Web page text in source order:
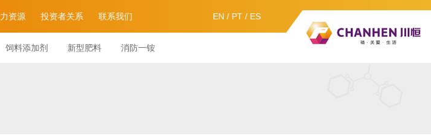
EN / PT / ES
资源 投资者关系 联系我们
饲料添加剂 新型肥料 消防一铵